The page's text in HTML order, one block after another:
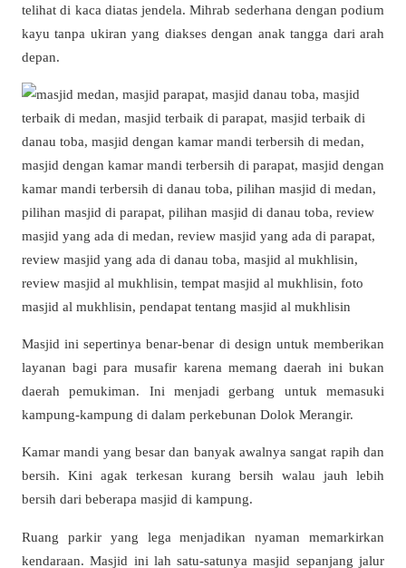
telihat di kaca diatas jendela. Mihrab sederhana dengan podium
kayu tanpa ukiran yang diakses dengan anak tangga dari arah
depan.
Masjid ini sepertinya benar-benar di design untuk memberikan
layanan bagi para musafir karena memang daerah ini bukan
daerah pemukiman. Ini menjadi gerbang untuk memasuki
kampung-kampung di dalam perkebunan Dolok Merangir.
Kamar mandi yang besar dan banyak awalnya sangat rapih dan
bersih. Kini agak terkesan kurang bersih walau jauh lebih
bersih dari beberapa masjid di kampung.
Ruang parkir yang lega menjadikan nyaman memarkirkan
kendaraan. Masjid ini lah satu-satunya masjid sepanjang jalur